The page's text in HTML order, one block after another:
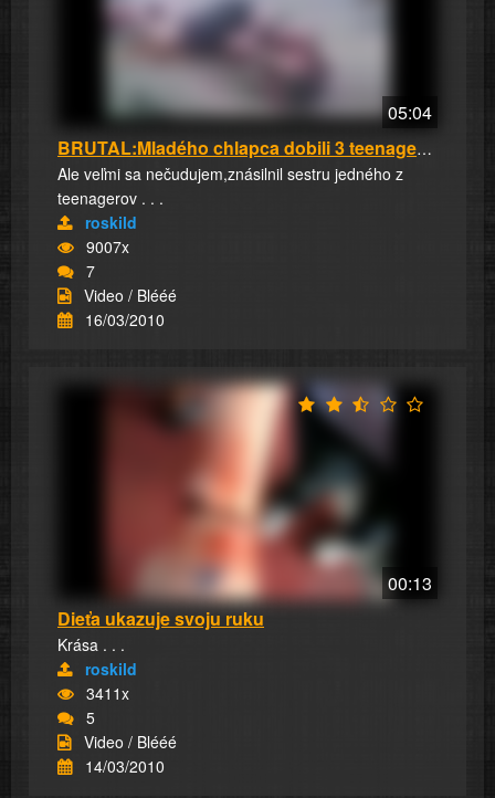
05:04
BRUTAL:Mladého chlapca dobili 3 teenagermi na...
Ale veľmi sa nečudujem,znásilnil sestru jedného z
teenagerov . . .
roskild
9007x
7
Video / Blééé
16/03/2010
00:13
Dieťa ukazuje svoju ruku
Krása . . .
roskild
3411x
5
Video / Blééé
14/03/2010